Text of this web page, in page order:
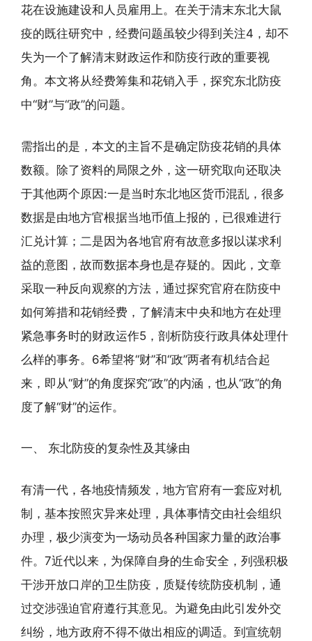
花在设施建设和人员雇用上。在关于清末东北大鼠
疫的既往研究中，经费问题虽较少得到关注4，却不
失为一个了解清末财政运作和防疫行政的重要视
角。本文将从经费筹集和花销入手，探究东北防疫
中“财”与“政”的问题。
需指出的是，本文的主旨不是确定防疫花销的具体
数额。除了资料的局限之外，这一研究取向还取决
于其他两个原因:一是当时东北地区货币混乱，很多
数据是由地方官根据当地币值上报的，已很难进行
汇兑计算；二是因为各地官府有故意多报以谋求利
益的意图，故而数据本身也是存疑的。因此，文章
采取一种反向观察的方法，通过探究官府在防疫中
如何筹措和花销经费，了解清末中央和地方在处理
紧急事务时的财政运作5，剖析防疫行政具体处理什
么样的事务。6希望将“财”和“政”两者有机结合起
来，即从“财”的角度探究“政”的内涵，也从“政”的角
度了解“财”的运作。
一、 东北防疫的复杂性及其缘由
有清一代，各地疫情频发，地方官府有一套应对机
制，基本按照灾异来处理，具体事情交由社会组织
办理，极少演变为一场动员各种国家力量的政治事
件。7近代以来，为保障自身的生命安全，列强积极
干涉开放口岸的卫生防疫，质疑传统防疫机制，通
过交涉强迫官府遵行其意见。为避免由此引发外交
纠纷，地方政府不得不做出相应的调适。到宣统朝